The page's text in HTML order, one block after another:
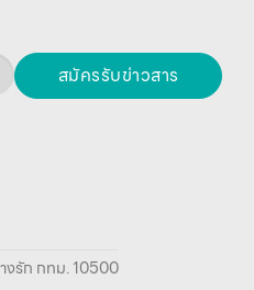
สมัครรับข่าวสาร
งรัก กทม. 10500